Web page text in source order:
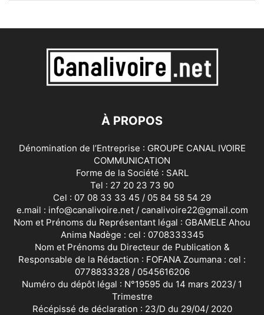
À PROPOS
Dénomination de l’Entreprise : GROUPE CANAL IVOIRE
COMMUNICATION
Forme de la Société : SARL
Tel : 27 20 23 73 90
Cel : 07 08 33 33 45 / 05 84 58 54 29
e.mail : info@canalivoire.net / canalivoire22@gmail.com
Nom et Prénoms du Représentant légal : GBAMELE Ahou
Anima Nadège : cel : 0708333345
Nom et Prénoms du Directeur de Publication &
Responsable de la Rédaction : FOFANA Zoumana : cel :
0778833328 / 0545616206
Numéro du dépôt légal : N°19595 du 14 mars 2023/ 1
Trimestre
Récépissé de déclaration : 23/D du 29/04/ 2020